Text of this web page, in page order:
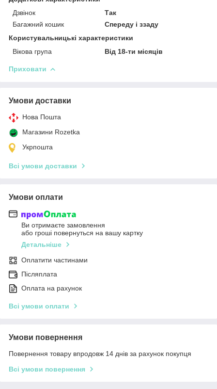
Дзвінок
Так
Багажний кошик
Спереду і ззаду
Користувальницькі характеристики
Вікова група
Від 18-ти місяців
Приховати
Умови доставки
Нова Пошта
Магазини Rozetka
Укрпошта
Всі умови доставки
Умови оплати
Ви отримаєте замовлення
або гроші повернуться на вашу картку
Детальніше
Оплатити частинами
Післяплата
Оплата на рахунок
Всі умови оплати
Умови повернення
Повернення товару впродовж 14 днів за рахунок покупця
Всі умови повернення